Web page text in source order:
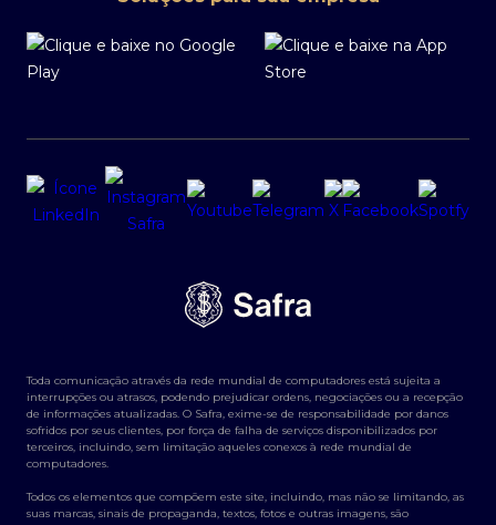
Toda comunicação através da rede mundial de computadores está sujeita a
interrupções ou atrasos, podendo prejudicar ordens, negociações ou a recepção
de informações atualizadas. O Safra, exime-se de responsabilidade por danos
sofridos por seus clientes, por força de falha de serviços disponibilizados por
terceiros, incluindo, sem limitação aqueles conexos à rede mundial de
computadores.
Todos os elementos que compõem este site, incluindo, mas não se limitando, as
suas marcas, sinais de propaganda, textos, fotos e outras imagens, são